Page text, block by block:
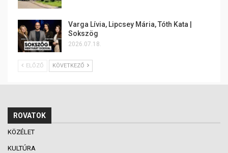
Varga Lívia, Lipcsey Mária, Tóth Kata |
Sokszög
2026.07.18.
ELŐZŐ KÖVETKEZŐ
ROVATOK
KÖZÉLET
KULTÚRA